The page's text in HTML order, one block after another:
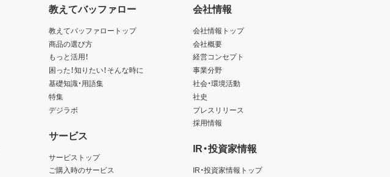
教えてバッファロー
教えてバッファロートップ
商品の選び方
もっと活用！
困った！知りたい！そんな時に
基礎知識・用語集
特集
デジラボ
サービス
サービストップ
ご購入時のサービス
会社情報
会社情報トップ
会社概要
経営コンセプト
事業分野
社会・環境活動
社史
プレスリリース
採用情報
IR・投資家情報
IR・投資家情報トップ